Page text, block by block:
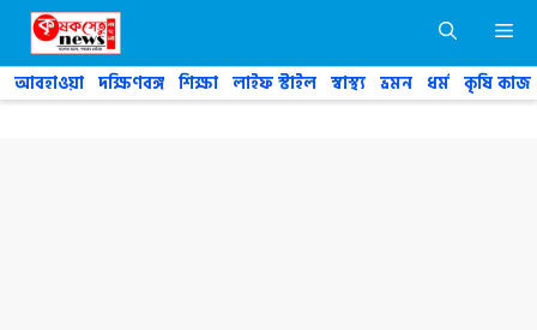
Skip
content
আবহাওয়া দক্ষিণবঙ্গ শিক্ষা লাইফ স্টাইল স্বাস্থ্য ভ্রমন ধর্ম কৃষি কাজ